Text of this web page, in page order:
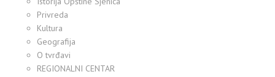
Privreda
Kultura
Geografija
O tvrđavi
REGIONALNI CENTAR